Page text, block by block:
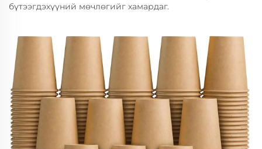
бүтээгдэхүүний мөчлөгийг хамардаг.